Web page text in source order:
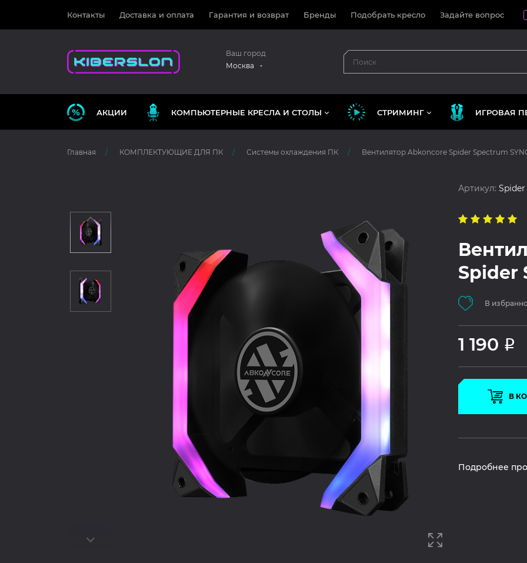
Контакты Доставка и оплата Гарантия и возврат Бренды Подобрать кресло Задайте вопрос
Ваш город
Москва
АКЦИИ КОМПЬЮТЕРНЫЕ КРЕСЛА И СТОЛЫ СТРИМИНГ ИГРОВАЯ
Главная КОМПЛЕКТУЮЩИЕ ДЛЯ ПК Системы охлаждения ПК Вентилятор Abkoncore Spider Spectrum
Артикул:
Spider
В
1 190 Р
В
Подробнее